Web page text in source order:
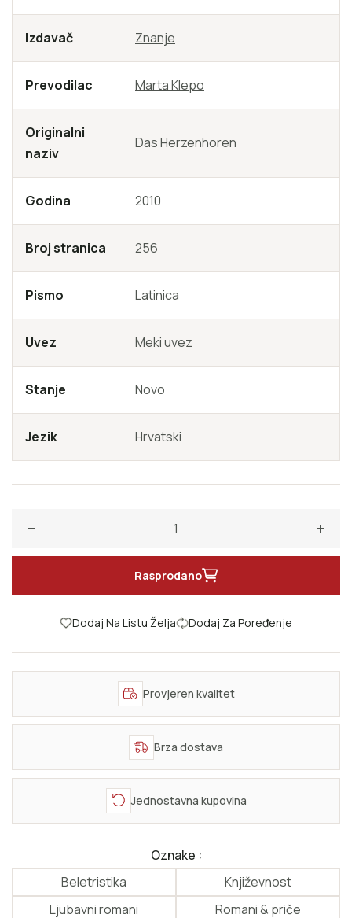
Izdavač Znanje
Prevodilac Marta Klepo
Originalni
naziv
Das Herzenhoren
Godina 2010
Broj stranica 256
Pismo Latinica
Uvez Meki uvez
Stanje Novo
Jezik Hrvatski
Smanji količinu za Otkucaji srca
Rasprodano
Dodaj Na Listu Želja Dodaj Za Poređenje
Provjeren kvalitet
Brza dostava
Jednostavna kupovina
Oznake :
Beletristika
Književnost
Ljubavni romani
Romani & priče